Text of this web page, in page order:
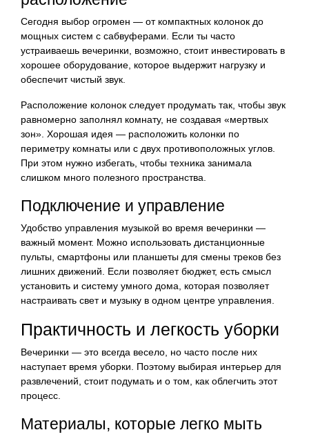
Сегодня выбор огромен — от компактных колонок до
мощных систем с сабвуферами. Если ты часто
устраиваешь вечеринки, возможно, стоит инвестировать в
хорошее оборудование, которое выдержит нагрузку и
обеспечит чистый звук.
Расположение колонок следует продумать так, чтобы звук
равномерно заполнял комнату, не создавая «мертвых
зон». Хорошая идея — расположить колонки по
периметру комнаты или с двух противоположных углов.
При этом нужно избегать, чтобы техника занимала
слишком много полезного пространства.
Подключение и управление
Удобство управления музыкой во время вечеринки —
важный момент. Можно использовать дистанционные
пульты, смартфоны или планшеты для смены треков без
лишних движений. Если позволяет бюджет, есть смысл
установить и систему умного дома, которая позволяет
настраивать свет и музыку в одном центре управления.
Практичность и легкость уборки
Вечеринки — это всегда весело, но часто после них
наступает время уборки. Поэтому выбирая интерьер для
развлечений, стоит подумать и о том, как облегчить этот
процесс.
Материалы, которые легко мыть